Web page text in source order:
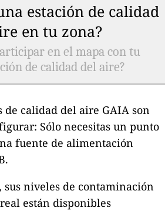
estación de calidad
en tu zona?
en el mapa con tu
de calidad del aire?
de calidad del aire GAIA son
Sólo necesitas un punto
fuente de alimentación
sus niveles de contaminación
están disponibles